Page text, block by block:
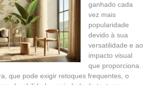
ganhado cada
vez mais
popularidade
devido à sua
versatilidade e ao
impacto visual
que proporciona.
que pode exigir retoques frequentes, o